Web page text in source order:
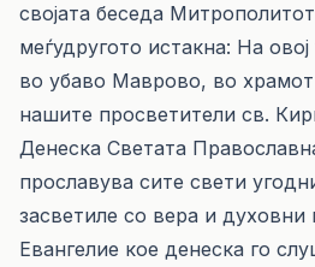
својата беседа
меѓудругото истакна: На
во убаво Маврово, во храмот
нашите просветители св.
Денеска Светата
прославува сите свети
засветиле со вера и
Евангелие кое денеска го